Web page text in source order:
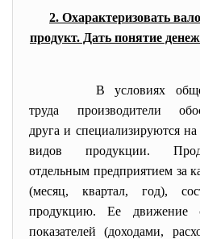
2. Охарактеризовать
продукт. Дать понятие
В условиях
труда производители
друга и специализируются
видов продукции.
отдельным предприятием за
(месяц, квартал, год),
продукцию. Ее движение
показателей (доходами,